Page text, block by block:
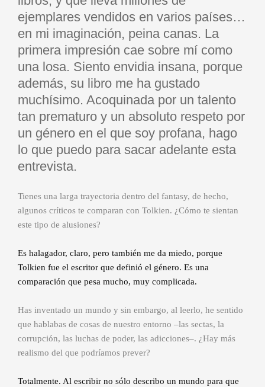
ejemplares vendidos en varios países…
en mi imaginación, peina canas. La
primera impresión cae sobre mí como
una losa. Siento envidia insana, porque
además, su libro me ha gustado
muchísimo. Acoquinada por un talento
tan prematuro y un absoluto respeto por
un género en el que soy profana, hago
lo que puedo para sacar adelante esta
entrevista.
Tienes una larga trayectoria dentro del fantasy, de hecho,
algunos críticos te comparan con Tolkien. ¿Cómo te sientan
este tipo de alusiones?
Es halagador, claro, pero también me da miedo, porque
Tolkien fue el escritor que definió el género. Es una
comparación que pesa mucho, muy complicada.
Has inventado un mundo y sin embargo, al leerlo, he sentido
que hablabas de cosas de nuestro entorno –las sectas, la
corrupción, las luchas de poder, las adicciones–. ¿Hay más
realismo del que podríamos prever?
Totalmente. Al escribir no sólo describo un mundo para que